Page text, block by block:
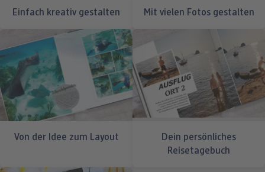
Einfach kreativ gestalten Mit vielen Fotos gestalten
Von der Idee zum Layout
Dein persönliches
Reisetagebuch